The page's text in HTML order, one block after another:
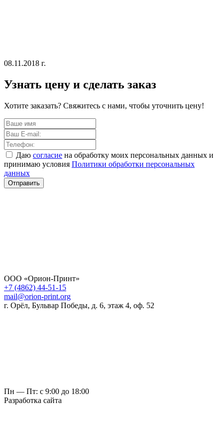
08.11.2018 г.
Узнать цену и сделать заказ
Хотите заказать? Свяжитесь с нами, чтобы уточнить цену!
Даю согласие на обработку моих персональных данных и
принимаю условия Политики обработки персональных
данных
Отправить
ООО «Орион-Принт»
+7 (4862) 44-51-15
mail@orion-print.org
г. Орёл, Бульвар Победы, д. 6, этаж 4, оф. 52
Пн — Пт: с 9:00 до 18:00
Разработка сайта